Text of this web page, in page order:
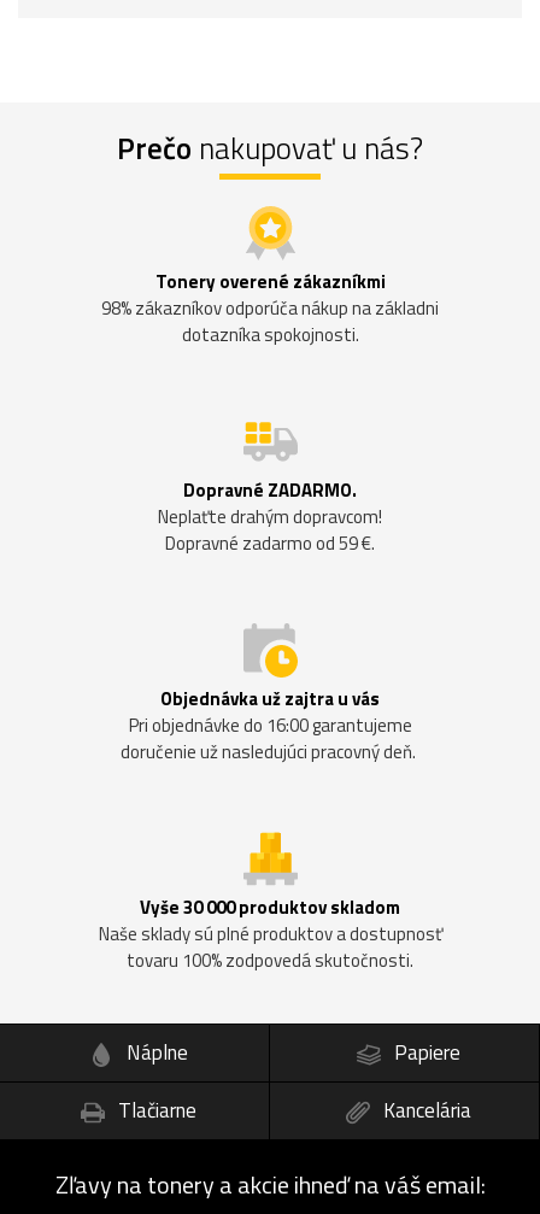
Prečo nakupovať u nás?
Tonery overené zákazníkmi
98% zákazníkov odporúča nákup na základni
dotazníka spokojnosti.
Dopravné ZADARMO.
Neplaťte drahým dopravcom!
Dopravné zadarmo od 59 €.
Objednávka už zajtra u vás
Pri objednávke do 16:00 garantujeme
doručenie už nasledujúci pracovný deň.
Vyše 30 000 produktov skladom
Naše sklady sú plné produktov a dostupnosť
tovaru 100% zodpovedá skutočnosti.
Náplne
Papiere
Tlačiarne
Kancelária
Zľavy na tonery a akcie ihneď na váš email: